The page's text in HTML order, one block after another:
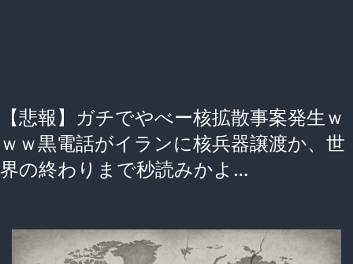
【悲報】ガチでやべー核拡散事案発生ｗ
ｗｗ黒電話がイランに核兵器譲渡か、世
界の終わりまで秒読みかよ…